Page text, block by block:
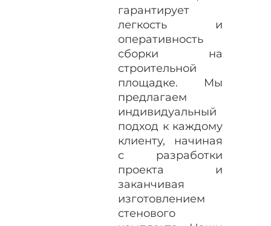
гарантирует
легкость и
оперативность
сборки на
строительной
площадке. Мы
предлагаем
индивидуальный
подход к каждому
клиенту, начиная
с разработки
проекта и
заканчивая
изготовлением
стенового